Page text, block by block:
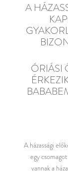
A
ÓRIÁSI
A házassági
egy
vannak a